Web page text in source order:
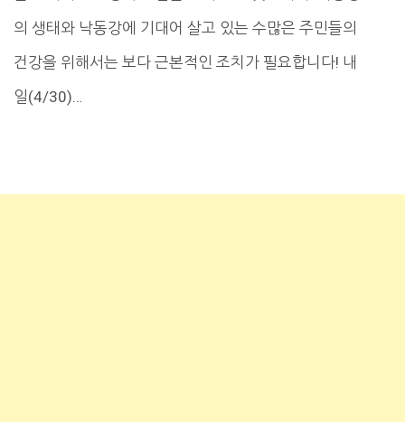
의 생태와 낙동강에 기대어 살고 있는 수많은 주민들의
건강을 위해서는 보다 근본적인 조치가 필요합니다! 내
일(4/30)…